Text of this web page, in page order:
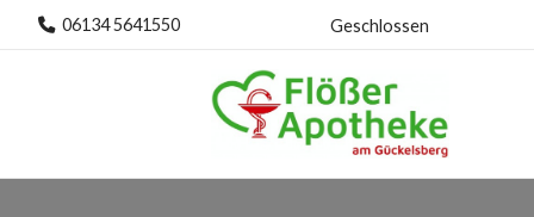
06134 5641550 Geschlossen